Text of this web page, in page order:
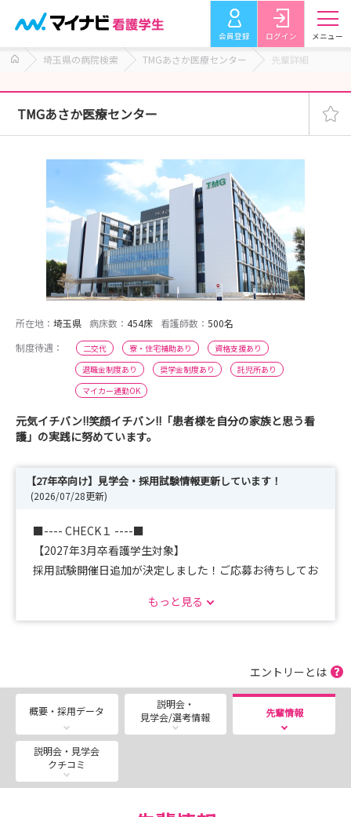
会員登録 ログイン メニュー
埼玉県の病院検索 TMGあさか医療センター 先輩詳細
TMGあさか医療センター
所在地： 埼玉県 病床数： 454床 看護師数： 500名
制度待遇：
二交代 寮・住宅補助あり
資格支援あり
退職金制度あり
奨学金制度あり
託児所あり
マイカー通勤OK
元気イチバン!!笑顔イチバン!!「患者様を自分の家族と思う看
護」の実践に努めています。
【27年卒向け】見学会・採用試験情報更新しています！
(2026/07/28更新)
■---- CHECK１ ----■
【2027年3月卒看護学生対象】
採用試験開催日追加が決定しました！ご応募お待ちしてお
■---- CHECK２ ----■
期間限定で土曜見学会を開催いたします！
8/8(土)11:00-12:00
8/22(土)11:00-12:00
平日では参加が難しい学生の皆様、ぜひご参加ください！
もっと見る
エントリーとは
概要・採用データ
説明会・
見学会/選考情報
先輩情報
説明会・見学会
クチコミ